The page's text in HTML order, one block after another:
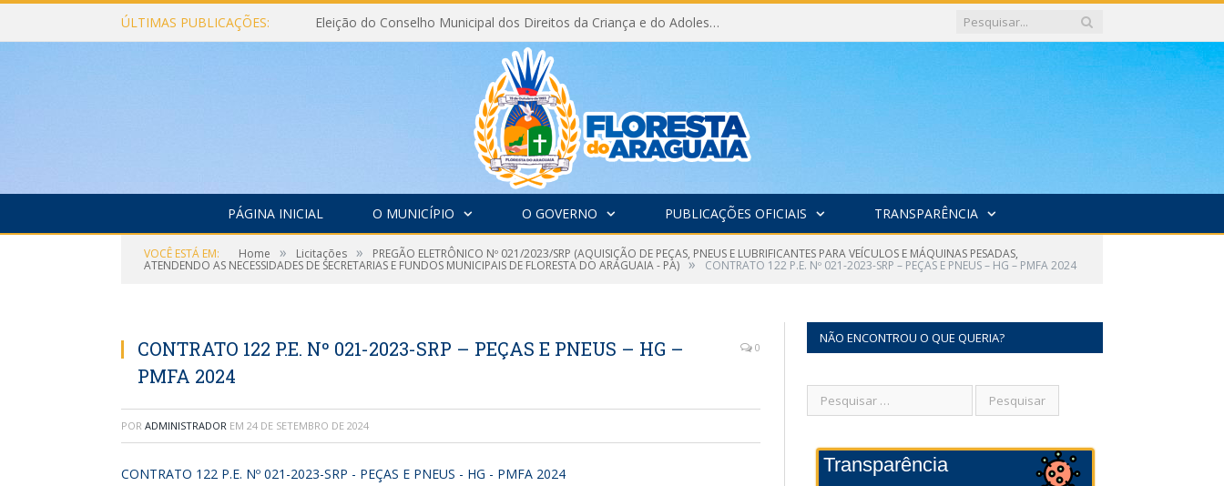
ÚLTIMAS PUBLICAÇÕES: Eleição do Conselho Municipal dos Direitos da Criança e do Adolescente CMDCA 2026
PÁGINA INICIAL O MUNICÍPIO O GOVERNO PUBLICAÇÕES OFICIAIS TRANSPARÊNCIA
VOCÊ ESTÁ EM: Home » Licitações » PREGÃO ELETRÔNICO Nº 021/2023/SRP (AQUISIÇÃO DE PEÇAS, PNEUS E LUBRIFICANTES PARA VEÍCULOS E MÁQUINAS PESADAS,
ATENDENDO AS NECESSIDADES DE SECRETARIAS E FUNDOS MUNICIPAIS DE FLORESTA DO ARAGUAIA - PA) » CONTRATO 122 P.E. Nº 021-2023-SRP – PEÇAS E PNEUS – HG – PMFA 2024
CONTRATO 122 P.E. Nº 021-2023-SRP – PEÇAS E PNEUS – HG –
PMFA 2024
0
POR ADMINISTRADOR EM 24 DE SETEMBRO DE 2024
CONTRATO 122 P.E. Nº 021-2023-SRP - PEÇAS E PNEUS - HG - PMFA 2024
NÃO ENCONTROU O QUE QUERIA?
Transparência